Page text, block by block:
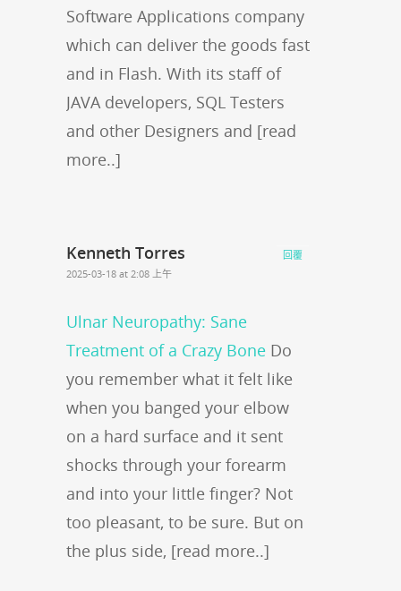
Software Applications company
which can deliver the goods fast
and in Flash. With its staff of
JAVA developers, SQL Testers
and other Designers and [read
more..]
Kenneth Torres
2025-03-18 at 2:08 上午
Ulnar Neuropathy: Sane
Treatment of a Crazy Bone Do
you remember what it felt like
when you banged your elbow
on a hard surface and it sent
shocks through your forearm
and into your little finger? Not
too pleasant, to be sure. But on
the plus side, [read more..]
回覆